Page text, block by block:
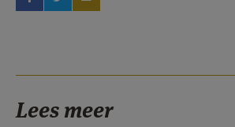
Lees meer